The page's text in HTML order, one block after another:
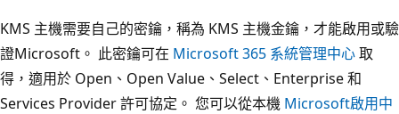
KMS 主機需要自己的密鑰，稱為 KMS 主機金鑰，才能啟用或驗
證Microsoft。 此密鑰可在 Microsoft 365 系統管理中心取
得，適用於 Open、Open Value、Select、Enterprise 和
Services Provider 許可協定。 您可以從本機 Microsoft啟用中